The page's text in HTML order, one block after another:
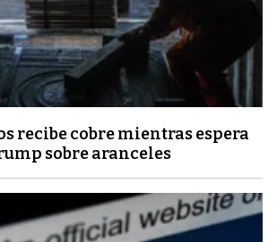
recibe cobre mientras espera
sobre aranceles